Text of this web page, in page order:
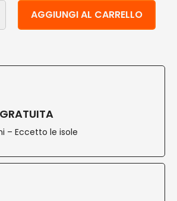
in cellulosa 340 ml 125 pz
AGGIUNGI AL CARRELLO
– Eccetto le isole